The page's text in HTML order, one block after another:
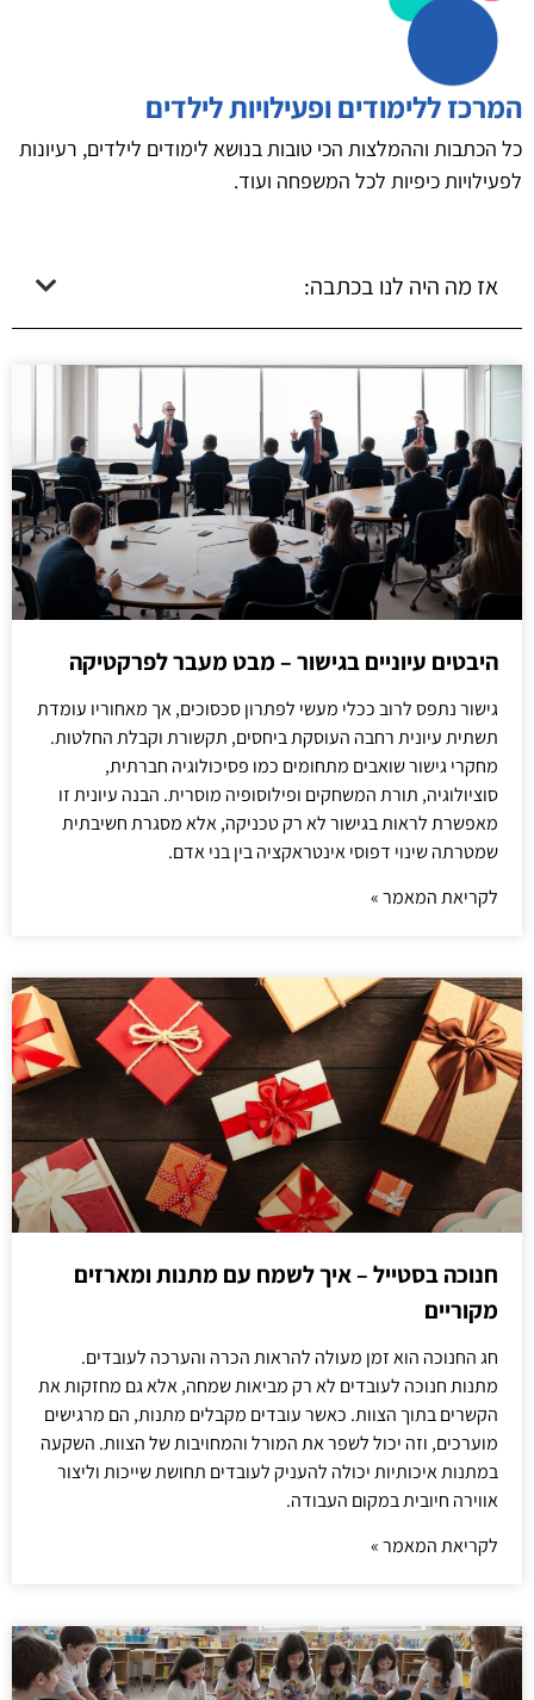
המרכז ללימודים ופעילויות לילדים
כל הכתבות וההמלצות הכי טובות בנושא לימודים לילדים, רעיונות
לפעילויות כיפיות לכל המשפחה ועוד.
אז מה היה לנו בכתבה:
היבטים עיוניים בגישור – מבט מעבר לפרקטיקה
גישור נתפס לרוב ככלי מעשי לפתרון סכסוכים, אך מאחוריו עומדת
תשתית עיונית רחבה העוסקת ביחסים, תקשורת וקבלת החלטות.
מחקרי גישור שואבים מתחומים כמו פסיכולוגיה חברתית,
סוציולוגיה, תורת המשחקים ופילוסופיה מוסרית. הבנה עיונית זו
מאפשרת לראות בגישור לא רק טכניקה, אלא מסגרת חשיבתית
שמטרתה שינוי דפוסי אינטראקציה בין בני אדם.
לקריאת המאמר »
חנוכה בסטייל – איך לשמח עם מתנות ומארזים
מקוריים
חג החנוכה הוא זמן מעולה להראות הכרה והערכה לעובדים.
מתנות חנוכה לעובדים לא רק מביאות שמחה, אלא גם מחזקות את
הקשרים בתוך הצוות. כאשר עובדים מקבלים מתנות, הם מרגישים
מוערכים, וזה יכול לשפר את המורל והמחויבות של הצוות. השקעה
במתנות איכותיות יכולה להעניק לעובדים תחושת שייכות וליצור
אווירה חיובית במקום העבודה.
לקריאת המאמר »